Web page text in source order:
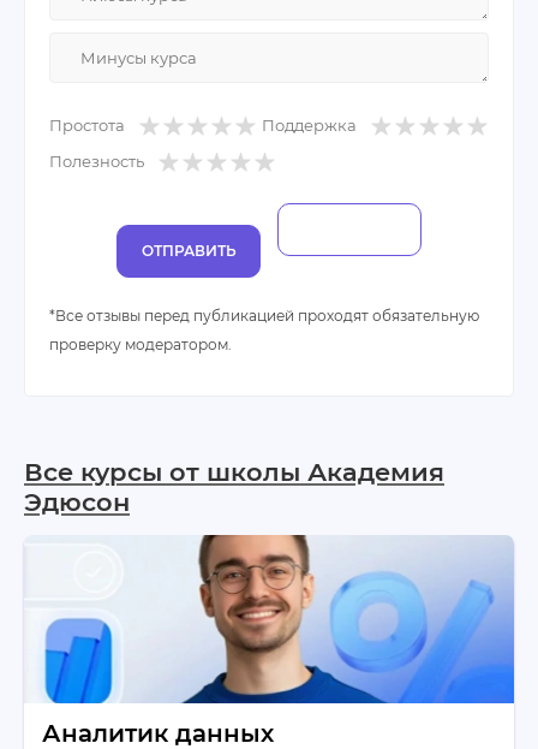
Простота
Поддержка
Полезность
ОТПРАВИТЬ
*Все отзывы перед публикацией проходят обязательную
проверку модератором.
Все курсы от школы Академия
Эдюсон
Аналитик данных